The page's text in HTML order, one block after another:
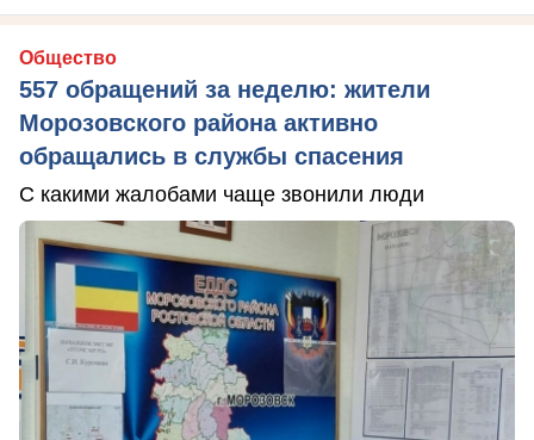
Общество
557 обращений за неделю: жители
Морозовского района активно
обращались в службы спасения
С какими жалобами чаще звонили люди